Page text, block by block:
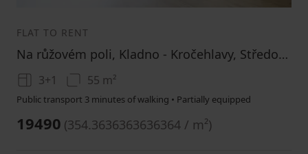
FLAT TO RENT
Na růžovém poli, Kladno - Kročehlavy, Středočeský Region
3+1 55 m²
Public transport 3 minutes of walking • Partially equipped
19490 (354.3636363636364 / m²)